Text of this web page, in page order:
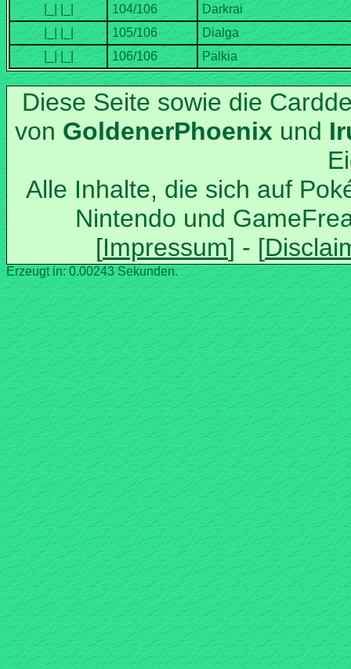
Diese Seite sowie die
von
und
Alle Inhalte, die sich auf
Nintendo und
Erzeugt in: 0.00243 Sekunden.